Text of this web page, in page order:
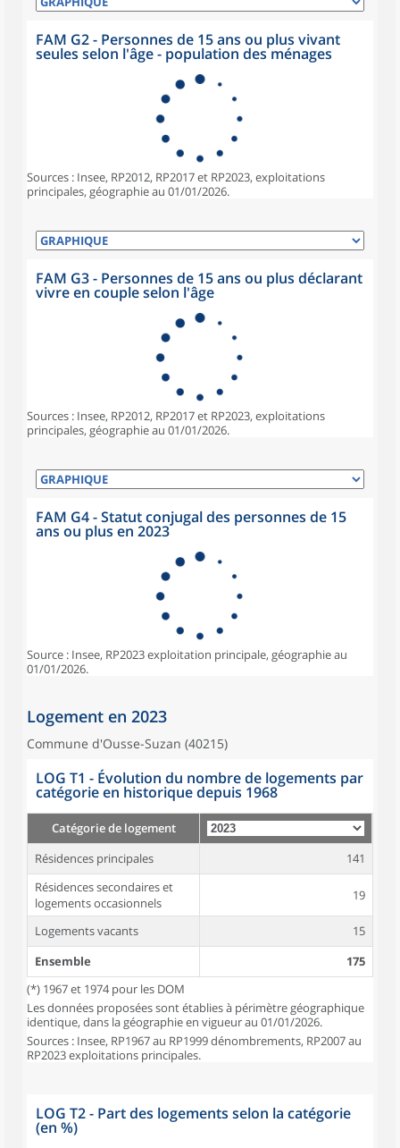
FAM G2 - Personnes de 15 ans ou plus vivant
seules selon l'âge - population des ménages
Sources : Insee, RP2012, RP2017 et RP2023, exploitations
principales, géographie au 01/01/2026.
FAM G3 - Personnes de 15 ans ou plus déclarant
vivre en couple selon l'âge
Sources : Insee, RP2012, RP2017 et RP2023, exploitations
principales, géographie au 01/01/2026.
FAM G4 - Statut conjugal des personnes de 15
ans ou plus en 2023
Source : Insee, RP2023 exploitation principale, géographie au
01/01/2026.
Logement en 2023
Commune d'Ousse-Suzan (40215)
LOG T1 - Évolution du nombre de logements par
catégorie en historique depuis 1968
Catégorie de logement
Résidences principales
141
Résidences secondaires et
logements occasionnels
19
Logements vacants
15
Ensemble
175
(*) 1967 et 1974 pour les DOM
Les données proposées sont établies à périmètre géographique
identique, dans la géographie en vigueur au 01/01/2026.
Sources : Insee, RP1967 au RP1999 dénombrements, RP2007 au
RP2023 exploitations principales.
LOG T2 - Part des logements selon la catégorie
(en %)